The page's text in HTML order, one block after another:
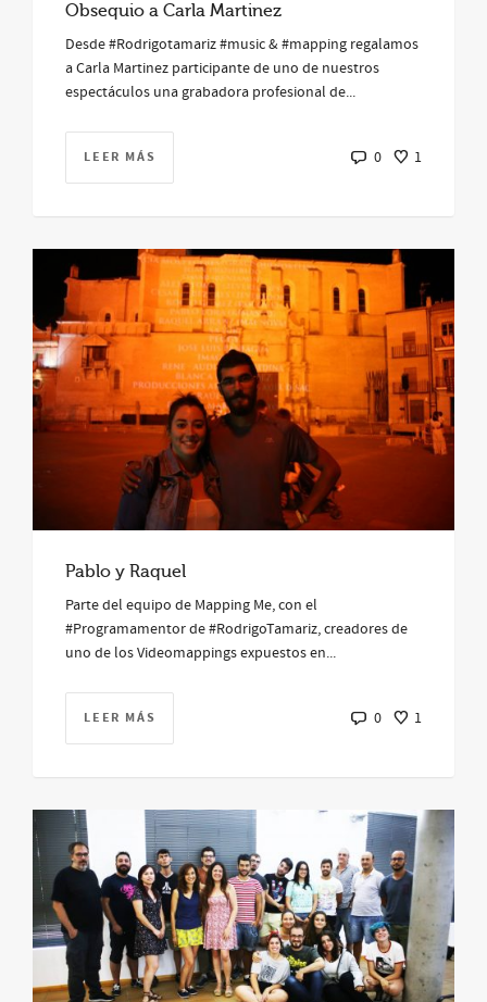
Obsequio a Carla Martinez
Desde #Rodrigotamariz #music & #mapping regalamos
a Carla Martinez participante de uno de nuestros
espectáculos una grabadora profesional de...
LEER MÁS 0 1
Pablo y Raquel
Parte del equipo de Mapping Me, con el
#Programamentor de #RodrigoTamariz, creadores de
uno de los Videomappings expuestos en...
LEER MÁS 0 1